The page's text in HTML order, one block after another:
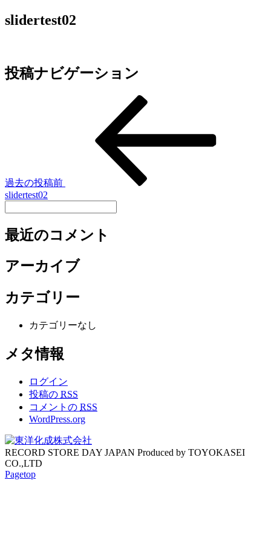
slidertest02
投稿ナビゲーション
過去の投稿前
slidertest02
最近のコメント
アーカイブ
カテゴリー
カテゴリーなし
メタ情報
ログイン
投稿の RSS
コメントの RSS
WordPress.org
RECORD STORE DAY JAPAN Produced by TOYOKASEI
CO.,LTD
Pagetop